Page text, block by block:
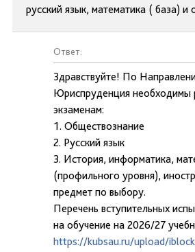
русский язык, математика ( база) и
Ответ:
Здравствуйте! По
Юриспруденция необходимы
экзаменам:
1. Обществознание
2. Русский язык
3. История, информатика,
(профильного уровня),
предмет по выбору.
Перечень вступительных
на обучение на 2026/27
https://kubsau.ru/upload/